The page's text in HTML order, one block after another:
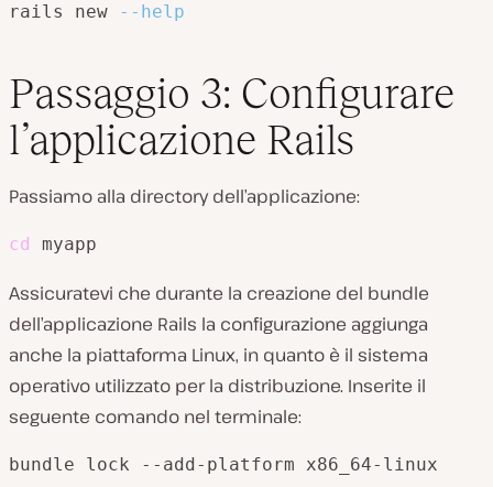
rails new --help
Passaggio 3: Configurare
l’applicazione Rails
Passiamo alla directory dell’applicazione:
cd myapp
Assicuratevi che durante la creazione del bundle
dell’applicazione Rails la configurazione aggiunga
anche la piattaforma Linux, in quanto è il sistema
operativo utilizzato per la distribuzione. Inserite il
seguente comando nel terminale:
bundle lock --add-platform x86_64-linux